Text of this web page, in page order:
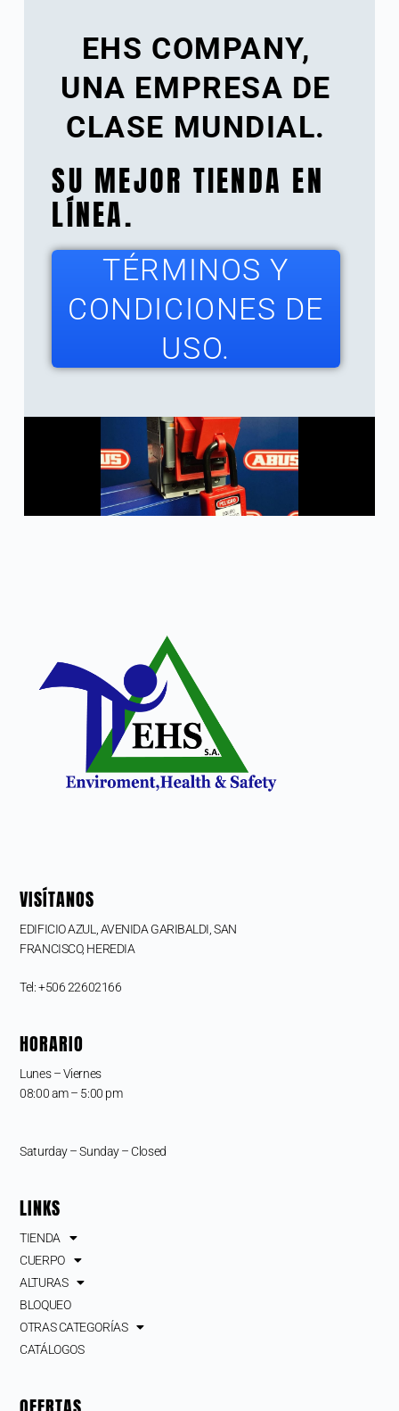
EHS COMPANY,
UNA EMPRESA DE
CLASE MUNDIAL.
SU MEJOR TIENDA EN
LÍNEA.
TÉRMINOS Y
CONDICIONES DE
USO.
VISÍTANOS
EDIFICIO AZUL, AVENIDA GARIBALDI, SAN
FRANCISCO, HEREDIA
Tel: +506 22602166
HORARIO
Lunes – Viernes
08:00 am – 5:00 pm
Saturday – Sunday – Closed
LINKS
TIENDA
CUERPO
ALTURAS
BLOQUEO
OTRAS CATEGORÍAS
CATÁLOGOS